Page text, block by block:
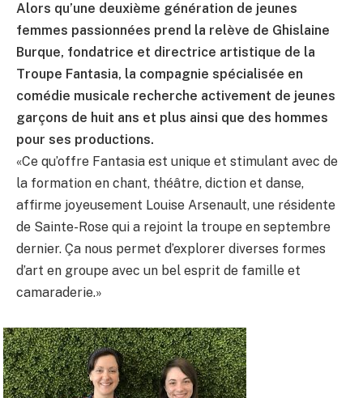
Alors qu’une deuxième génération de jeunes
femmes passionnées prend la relève de Ghislaine
Burque, fondatrice et directrice artistique de la
Troupe Fantasia, la compagnie spécialisée en
comédie musicale recherche activement de jeunes
garçons de huit ans et plus ainsi que des hommes
pour ses productions.
«Ce qu’offre Fantasia est unique et stimulant avec de
la formation en chant, théâtre, diction et danse,
affirme joyeusement Louise Arsenault, une résidente
de Sainte-Rose qui a rejoint la troupe en septembre
dernier. Ça nous permet d’explorer diverses formes
d’art en groupe avec un bel esprit de famille et
camaraderie.»